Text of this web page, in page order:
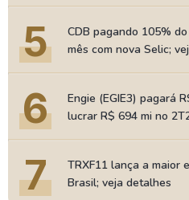
5
CDB pagando 105%
mês com nova Selic;
6
Engie (EGIE3) pagará
lucrar R$ 694 mi no
7
TRXF11 lança a maior
Brasil; veja detalhes